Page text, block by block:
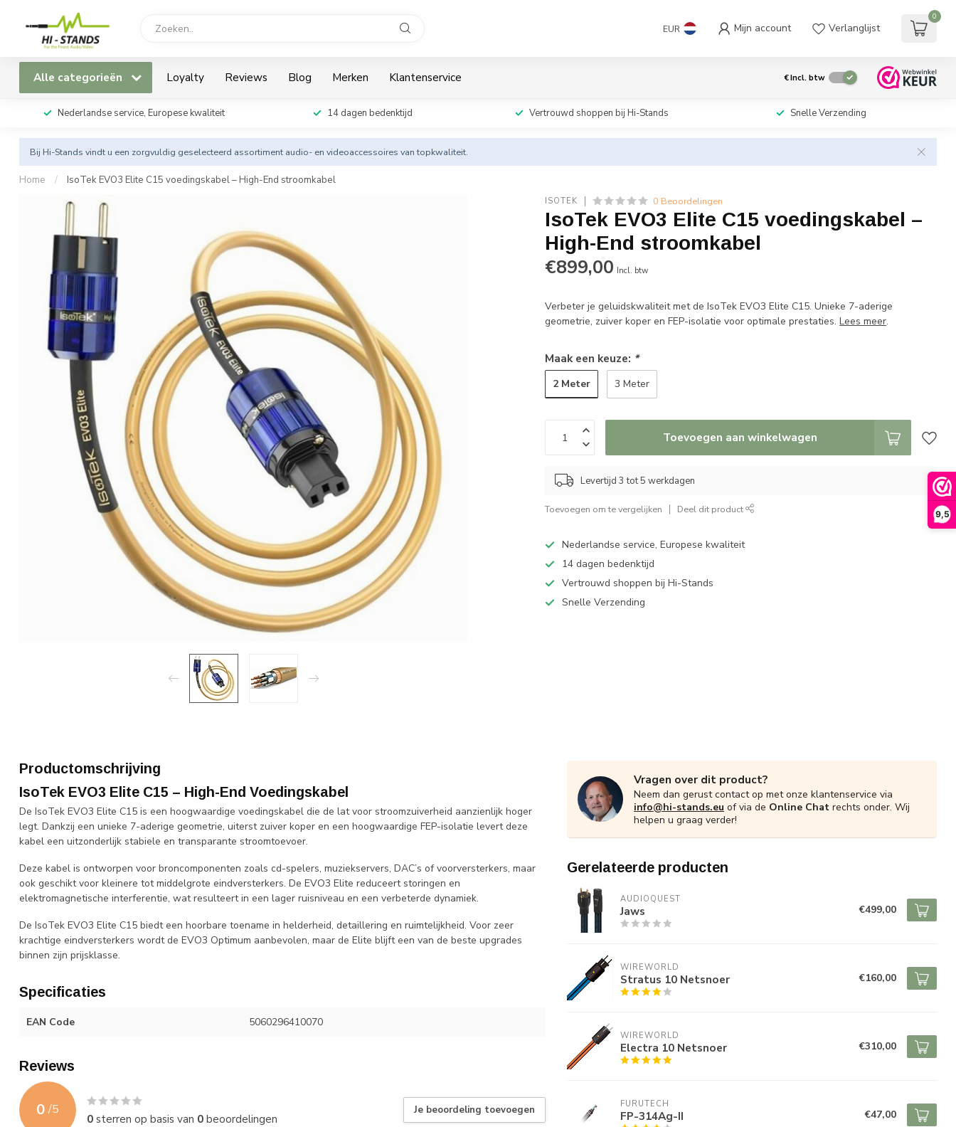
9,5
EUR Mijn account Verlanglijst
0
Alle categorieën Loyalty Reviews Blog Merken Klantenservice €Incl. btw
Nederlandse service, Europese kwaliteit 14 dagen bedenktijd Vertrouwd shoppen bij Hi-Stands Snelle Verzending
Bij Hi-Stands vindt u een zorgvuldig geselecteerd assortiment audio- en videoaccessoires van topkwaliteit.
Home / IsoTek EVO3 Elite C15 voedingskabel – High-End stroomkabel
ISOTEK 0 Beoordelingen
IsoTek EVO3 Elite C15 voedingskabel –
High-End stroomkabel
€899,00 Incl. btw
Verbeter je geluidskwaliteit met de IsoTek EVO3 Elite C15. Unieke 7-aderige
geometrie, zuiver koper en FEP-isolatie voor optimale prestaties.Lees meer.
Maak een keuze: *
2 Meter 3 Meter
Toevoegen aan winkelwagen
Levertijd 3 tot 5 werkdagen
Toevoegen om te vergelijken Deel dit product
Nederlandse service, Europese kwaliteit
14 dagen bedenktijd
Vertrouwd shoppen bij Hi-Stands
Snelle Verzending
Productomschrijving
IsoTek EVO3 Elite C15 – High-End Voedingskabel
De IsoTek EVO3 Elite C15 is een hoogwaardige voedingskabel die de lat voor stroomzuiverheid aanzienlijk hoger
legt. Dankzij een unieke 7-aderige geometrie, uiterst zuiver koper en een hoogwaardige FEP-isolatie levert deze
kabel een uitzonderlijk stabiele en transparante stroomtoevoer.
Deze kabel is ontworpen voor broncomponenten zoals cd-spelers, muziekservers, DAC’s of voorversterkers, maar
ook geschikt voor kleinere tot middelgrote eindversterkers. De EVO3 Elite reduceert storingen en
elektromagnetische interferentie, wat resulteert in een lager ruisniveau en een verbeterde dynamiek.
De IsoTek EVO3 Elite C15 biedt een hoorbare toename in helderheid, detaillering en ruimtelijkheid. Voor zeer
krachtige eindversterkers wordt de EVO3 Optimum aanbevolen, maar de Elite blijft een van de beste upgrades
binnen zijn prijsklasse.
Specificaties
EAN Code 5060296410070
Reviews
0 /5
0sterren op basis van 0beoordelingen
Je beoordeling toevoegen
Vragen over dit product?
Neem dan gerust contact op met onze klantenservice via
info@hi-stands.eu of via de Online Chat rechts onder. Wij
helpen u graag verder!
Gerelateerde producten
AUDIOQUEST
Jaws €499,00
WIREWORLD
Stratus 10 Netsnoer €160,00
WIREWORLD
Electra 10 Netsnoer €310,00
FURUTECH
FP-314Ag-II €47,00